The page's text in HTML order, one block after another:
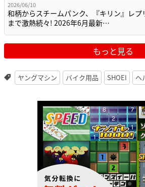
2026/06/10
和柄からスチームパンク、『キリン』レプ
まで激熱続々! 2026年6月最新…
もっと見る
ヤングマシン バイク用品 SHOEI ヘ